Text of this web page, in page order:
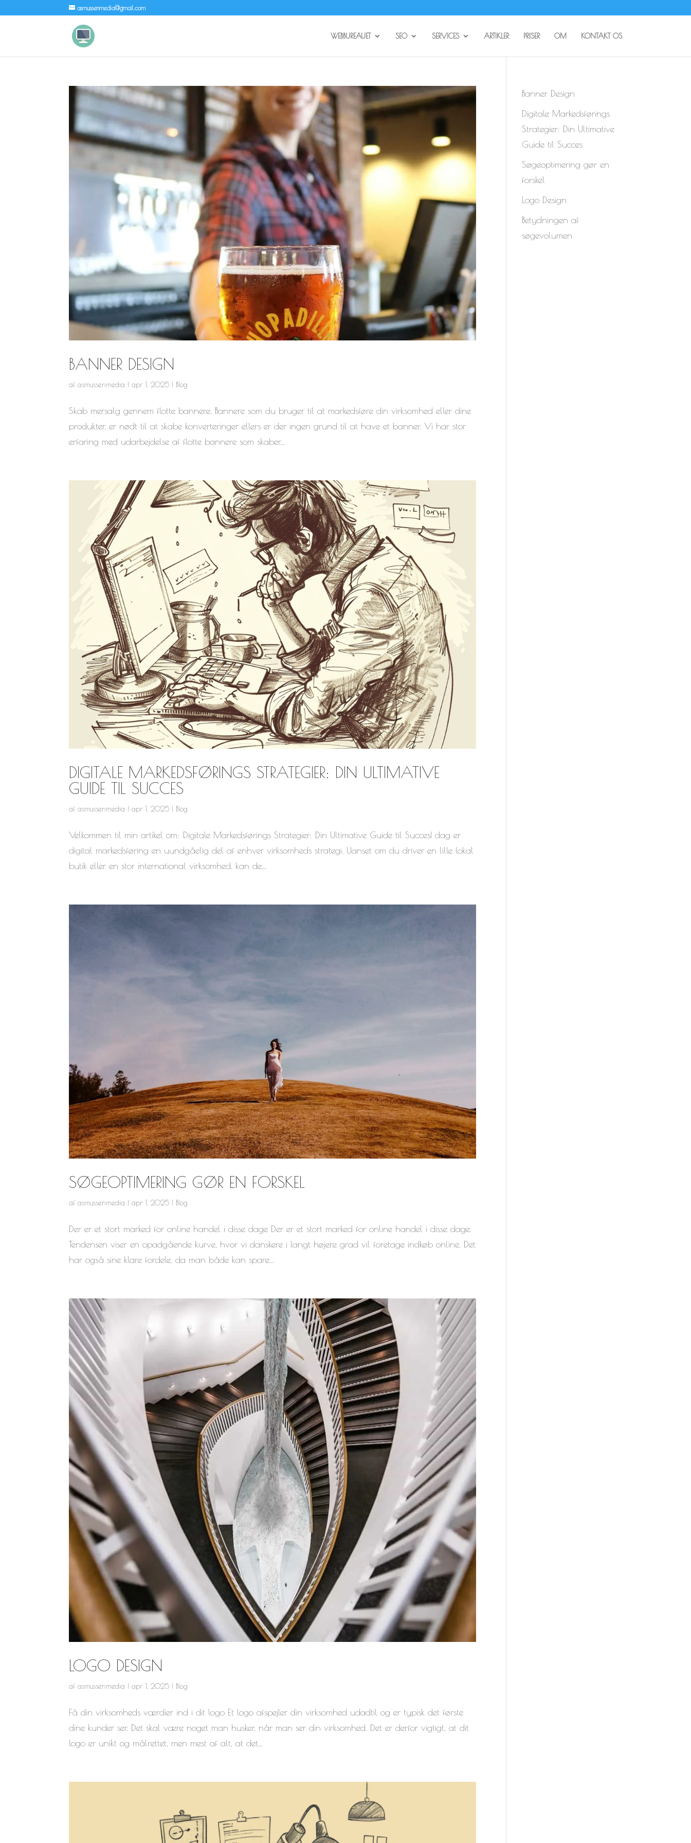
asmussenmedia@gmail.com
WEBBUREAUET SEO SERVICES ARTIKLER PRISER OM KONTAKT OS
BANNER DESIGN
afasmussenmedia |apr 1, 2025 Blog
Skab mersalg gennem flotte bannere. Bannere som du bruger til at markedsføre din virksomhed eller dine
produkter, er nødt til at skabe konverteringer ellers er der ingen grund til at have et banner. Vi har stor
erfaring med udarbejdelse af flotte bannere som skaber...
DIGITALE MARKEDSFØRINGS STRATEGIER: DIN ULTIMATIVE
GUIDE TIL SUCCES
afasmussenmedia |apr 1, 2025 | Blog
Velkommen til min artikel om: Digitale Markedsførings Strategier: Din Ultimative Guide til SuccesI dag er
digital markedsføring en uundgåelig del af enhver virksomheds strategi. Uanset om du driver en lille lokal
butik eller en stor international virksomhed, kan de...
SØGEOPTIMERING GØR EN FORSKEL
afasmussenmedia |apr 1, 2025 Blog
Der er et stort marked for online handel i disse dage Der er et stort marked for online handel i disse dage.
Tendensen viser en opadgående kurve, hvor vi danskere i langt højere grad vil foretage indkøb online. Det
har også sine klare fordele, da man både kan spare...
LOGO DESIGN
afasmussenmedia |apr 1, 2025 Blog
Få din virksomheds værdier ind i dit logo Et logo afspejler din virksomhed udadtil og er typisk det første
dine kunder ser. Det skal være noget man husker, når man ser din virksomhed. Det er derfor vigtigt, at dit
logo er unikt og målrettet, men mest af alt, at det...
Banner Design
Digitale Markedsførings
Strategier: Din Ultimative
Guide til Succes
Søgeoptimering gør en
forskel
Logo Design
Betydningen af
søgevolumen